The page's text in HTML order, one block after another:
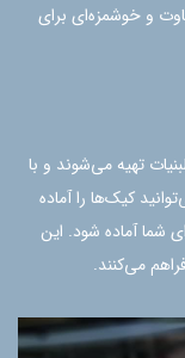
و خوشمزه‌ای برای
تهیه می‌شوند و با
کیک‌ها را آماده
شما آماده شود. این
می‌کنند.